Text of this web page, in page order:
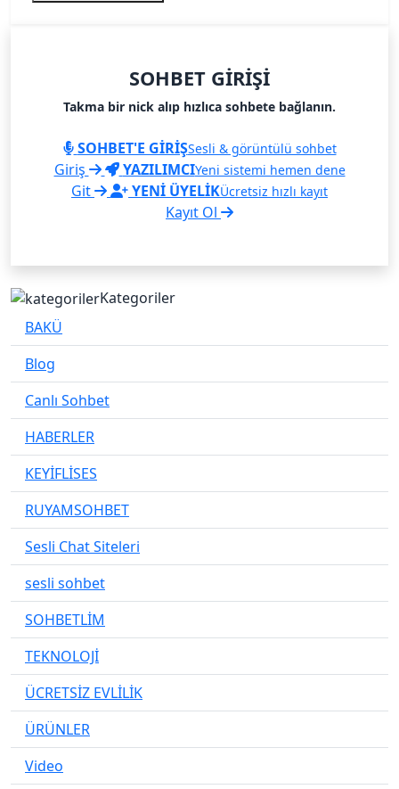
SOHBET GIRIŞI
Takma bir nick alıp hızlıca sohbete bağlanın.
SOHBET'E GİRİŞSesli & görüntülü sohbet
Giriş YAZILIMCIYeni sistemi hemen dene
Git YENİ ÜYELİKÜcretsiz hızlı kayıt
Kayıt Ol
Kategoriler
BAKÜ
Blog
Canlı Sohbet
HABERLER
KEYİFLİSES
RUYAMSOHBET
Sesli Chat Siteleri
sesli sohbet
SOHBETLİM
TEKNOLOJİ
ÜCRETSİZ EVLİLİK
ÜRÜNLER
Video